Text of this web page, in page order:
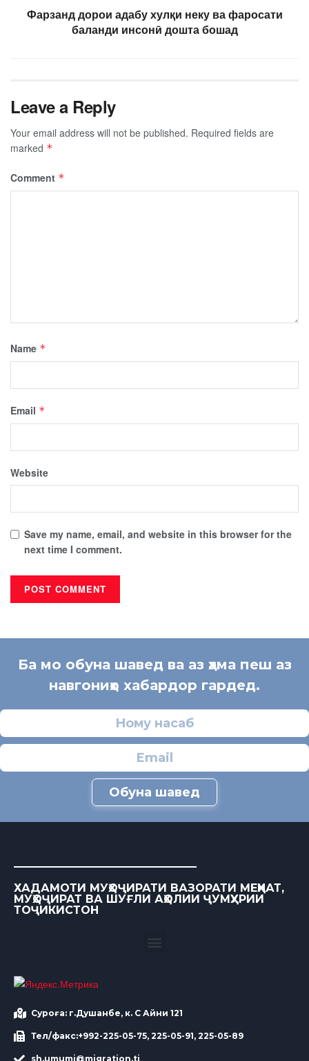
Фарзанд дорои адабу хулқи неку ва фаросати
баланди инсонӣ дошта бошад
Leave a Reply
Your email address will not be published. Required fields are
marked *
Comment *
Name *
Email *
Website
Save my name, email, and website in this browser for the
next time I comment.
Ба мо обуна шавед ва аз ҳама пеш аз
навгониҳо хабардор гардед.
Обуна шавед
ХАДАМОТИ МУҲОҶИРАТИ ВАЗОРАТИ МЕҲНАТ,
МУҲОҶИРАТ ВА ШУҒЛИ АҲОЛИИ ҶУМҲУРИИ
ТОҶИКИСТОН
Суроға: г.Душанбе, к. С Айни 121
Тел/факс:+992-225-05-75, 225-05-91, 225-05-89
sh.umumi@migration.tj